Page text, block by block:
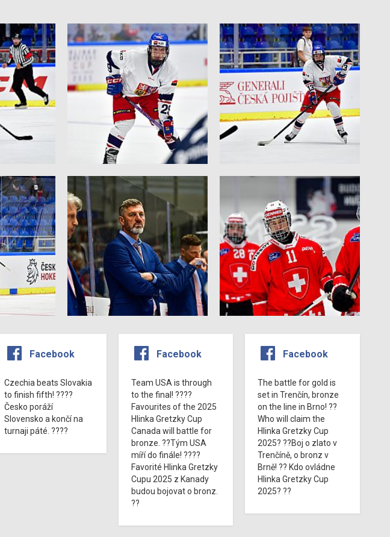
Facebook
Czechia beats Slovakia
to finish fifth! ????
Česko poráží
Slovensko a končí na
turnaji páté. ????
Facebook
Team USA is through
to the final! ????
Favourites of the 2025
Hlinka Gretzky Cup
Canada will battle for
bronze. ??Tým USA
míří do finále! ????
Favorité Hlinka Gretzky
Cupu 2025 z Kanady
budou bojovat o bronz.
??
Facebook
The battle for gold is
set in Trenčín, bronze
on the line in Brno! ??
Who will claim the
Hlinka Gretzky Cup
2025? ??Boj o zlato v
Trenčíně, o bronz v
Brně! ?? Kdo ovládne
Hlinka Gretzky Cup
2025? ??